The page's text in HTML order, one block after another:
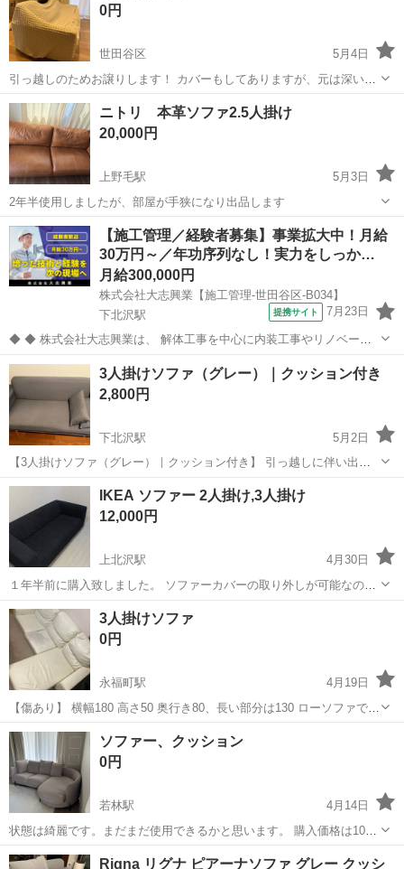
0円
世田谷区
5月4日
引っ越しのためお譲りします！ カバーもしてありますが、元は深いブ
ルーです！ 定期的にカバーの洗濯などしていました！ 使用感もあるの
で、取りに来ていただける方にお譲りします！ ※オットマンは先に処
分しており、付いてこないてます...
東京 世田谷区 ソファ
ニトリ 本革ソファ2.5人掛け
20,000円
上野毛駅
5月3日
2年半使用しましたが、部屋が手狭になり出品します
東京 世田谷区 上野毛駅 ソファ 本革
【施工管理／経験者募集】事業拡大中！月給
30万円～／年功序列なし！実力をしっか…
月給300,000円
株式会社大志興業【施工管理-世田谷区-B034】
下北沢駅
提携サイト 7月23日
◆ ◆ 株式会社大志興業は、 解体工事を中心に内装工事やリノベーシ
ョン工事まで幅広く手掛ける総合建設企業です。 住宅・店舗・ビルな
ど多様な現場に対応し、解体から施工、廃棄物処理まで一貫して行っ
ています。 20代～40代の...
東京 世田谷区 下北沢駅 その他
3人掛けソファ（グレー）｜クッション付き
2,800円
下北沢駅
5月2日
【3人掛けソファ（グレー）｜クッション付き】 引っ越しに伴い出品
します。 シンプルで使いやすいグレーの3人掛けソファです。落ち着
いたデザインなので、どんな部屋にも合わせやすいと思います。 ■状
態・大きな汚れや破れなし（...
東京 世田谷区 ソファ 餃子の王将
IKEA ソファー 2人掛け,3人掛け
12,000円
上北沢駅
4月30日
１年半前に購入致しました。 ソファーカバーの取り外しが可能なの
で、ご自身で新品を購入もしくは洗濯してください。 【サイズ】写真
五枚目を参考ください 【傷などの状態】とくに目立った傷はありませ
ん。当方非喫煙者ですので匂いも...
東京 世田谷区 上北沢駅
3人掛けソファ
0円
永福町駅
4月19日
【傷あり】 横幅180 高さ50 奥行き80、長い部分は130 ローソファで
す。捨てる予定ですが、ダメ元で投稿いたします！
東京 世田谷区 永福町駅
ソファー、クッション
0円
若林駅
4月14日
状態は綺麗です。まだまだ使用できるかと思います。 購入価格は10万
円くらいです。 横幅は約2400mm クッションは追加で2個くらいある
ため、お渡しする際にそちらも引き取り希望です。
東京 世田谷区 若林駅 ソファ ソファー
Rigna リグナ ピアーナソファ グレー クッシ